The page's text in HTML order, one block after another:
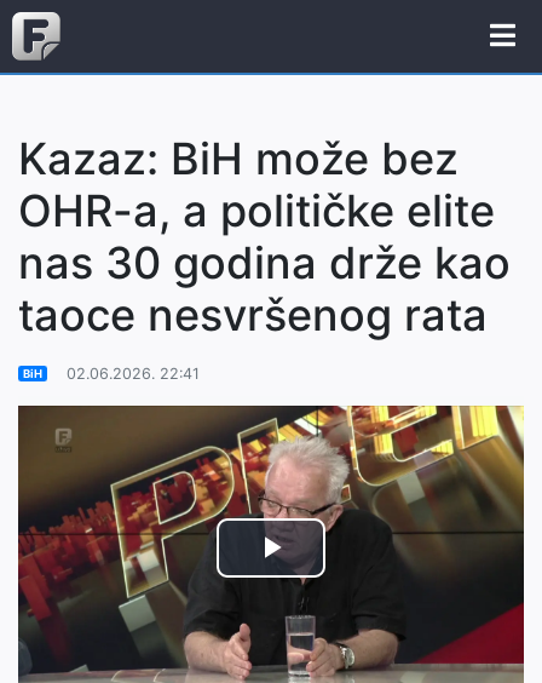
Kazaz: BiH može bez
OHR-a, a političke elite
nas 30 godina drže kao
taoce nesvršenog rata
BiH 02.06.2026. 22:41
Play
Video